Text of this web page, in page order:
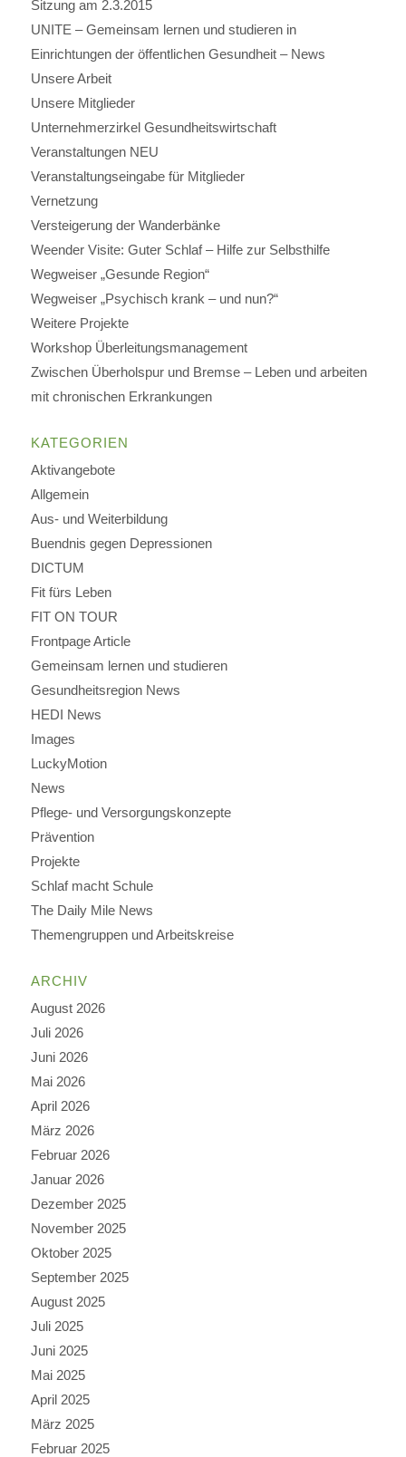
Sitzung am 2.3.2015
UNITE – Gemeinsam lernen und studieren in
Einrichtungen der öffentlichen Gesundheit – News
Unsere Arbeit
Unsere Mitglieder
Unternehmerzirkel Gesundheitswirtschaft
Veranstaltungen NEU
Veranstaltungseingabe für Mitglieder
Vernetzung
Versteigerung der Wanderbänke
Weender Visite: Guter Schlaf – Hilfe zur Selbsthilfe
Wegweiser „Gesunde Region“
Wegweiser „Psychisch krank – und nun?“
Weitere Projekte
Workshop Überleitungsmanagement
Zwischen Überholspur und Bremse – Leben und arbeiten
mit chronischen Erkrankungen
KATEGORIEN
Aktivangebote
Allgemein
Aus- und Weiterbildung
Buendnis gegen Depressionen
DICTUM
Fit fürs Leben
FIT ON TOUR
Frontpage Article
Gemeinsam lernen und studieren
Gesundheitsregion News
HEDI News
Images
LuckyMotion
News
Pflege- und Versorgungskonzepte
Prävention
Projekte
Schlaf macht Schule
The Daily Mile News
Themengruppen und Arbeitskreise
ARCHIV
August 2026
Juli 2026
Juni 2026
Mai 2026
April 2026
März 2026
Februar 2026
Januar 2026
Dezember 2025
November 2025
Oktober 2025
September 2025
August 2025
Juli 2025
Juni 2025
Mai 2025
April 2025
März 2025
Februar 2025